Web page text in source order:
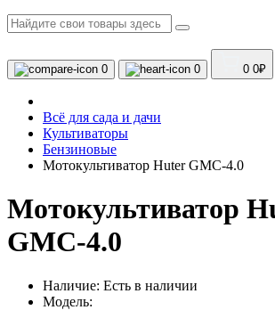
0 0 0 0₽
Всё для сада и дачи
Культиваторы
Бензиновые
Мотокультиватор Huter GMC-4.0
Мотокультиватор
GMC-4.0
Наличие: Есть в наличии
Модель: